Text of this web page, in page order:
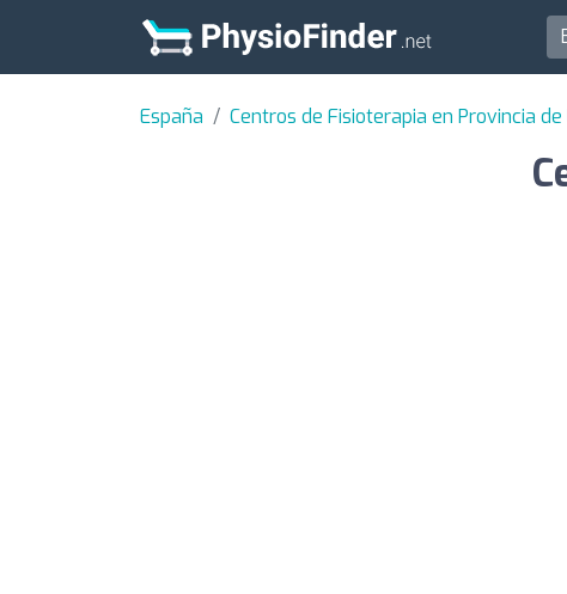
España Centros de Fisioterapia en Provincia de